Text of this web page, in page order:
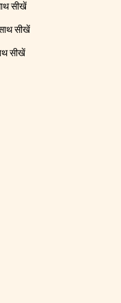
सीखें
सीखें
सीखें